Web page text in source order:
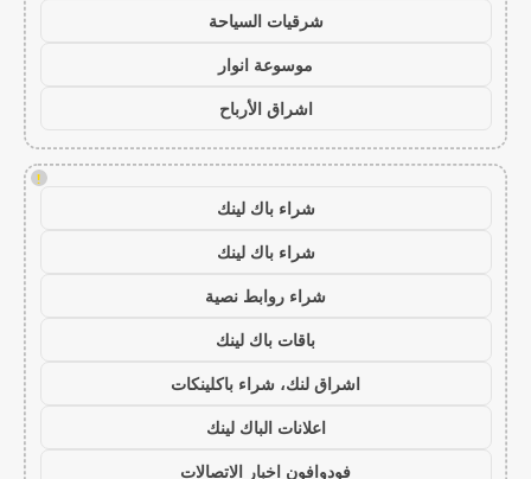
شرقيات السياحة
موسوعة انوار
اشراق الأرباح
!
شراء باك لينك
شراء باك لينك
شراء روابط نصية
باقات باك لينك
اشراق لنك، شراء باكلينكات
اعلانات الباك لينك
فودوافون اخبار الاتصالات